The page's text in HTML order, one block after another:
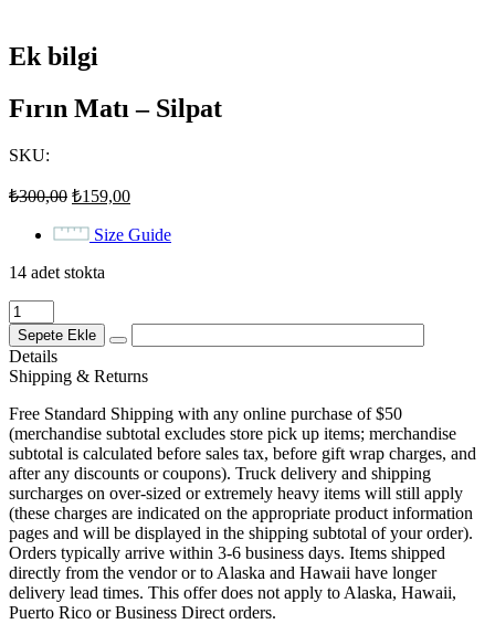
Ek bilgi
Fırın Matı – Silpat
SKU:
₺300,00 Orijinal
₺300,00.
₺159,00Şu
fiyat:
Size Guide
14 adet stokta
Fırın
Matı
-
Silpat
adet
Sepete Ekle
Details
Shipping & Returns
Free Standard Shipping with any online purchase of $50
(merchandise subtotal excludes store pick up items; merchandise
subtotal is calculated before sales tax, before gift wrap charges, and
after any discounts or coupons). Truck delivery and shipping
surcharges on over-sized or extremely heavy items will still apply
(these charges are indicated on the appropriate product information
pages and will be displayed in the shipping subtotal of your order).
Orders typically arrive within 3-6 business days. Items shipped
directly from the vendor or to Alaska and Hawaii have longer
delivery lead times. This offer does not apply to Alaska, Hawaii,
Puerto Rico or Business Direct orders.